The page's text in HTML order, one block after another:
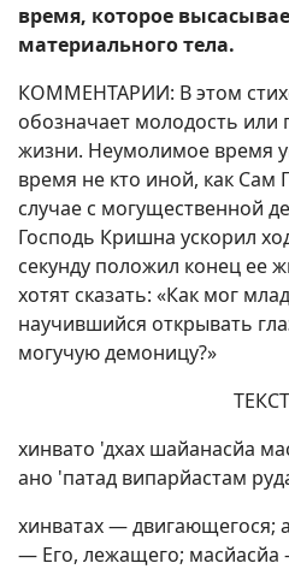
время, которое
материального тела.
КОММЕНТАРИИ: В этом
обозначает молодость или
жизни. Неумолимое время
время не кто иной, как Сам
случае с могущественной
Господь Кришна ускорил
секунду положил конец ее
хотят сказать: «Как мог
научившийся открывать
могучую демоницу?»
хинвато 'дхах шайанасйа
ано 'патад випарйастам
хинватах — двигающегося;
— Его, лежащего; масйасйа